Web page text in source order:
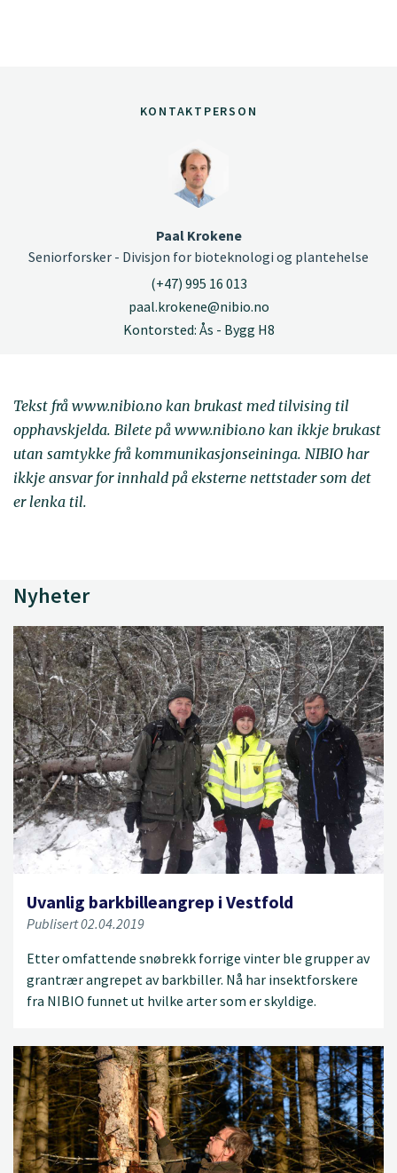
KONTAKTPERSON
Paal Krokene
Seniorforsker - Divisjon for bioteknologi og plantehelse
(+47) 995 16 013
paal.krokene@nibio.no
Kontorsted: Ås - Bygg H8
Tekst frå www.nibio.no kan brukast med tilvising til
opphavskjelda. Bilete på www.nibio.no kan ikkje brukast
utan samtykke frå kommunikasjonseininga. NIBIO har
ikkje ansvar for innhald på eksterne nettstader som det
er lenka til.
Nyheter
Uvanlig barkbilleangrep i Vestfold
Publisert 02.04.2019
Etter omfattende snøbrekk forrige vinter ble grupper av
grantrær angrepet av barkbiller. Nå har insektforskere
fra NIBIO funnet ut hvilke arter som er skyldige.